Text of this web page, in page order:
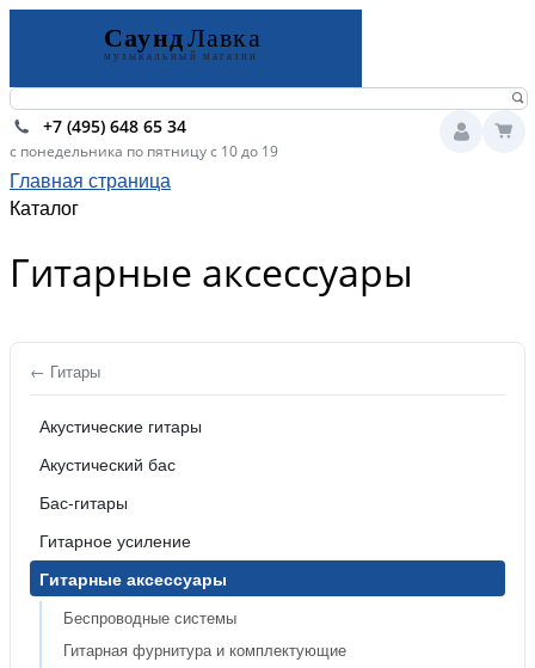
+7 (495) 648 65 34
с понедельника по пятницу с 10 до 19
Главная страница
Каталог
Гитарные аксессуары
← Гитары
Акустические гитары
Акустический бас
Бас-гитары
Гитарное усиление
Гитарные аксессуары
Беспроводные системы
Гитарная фурнитура и комплектующие